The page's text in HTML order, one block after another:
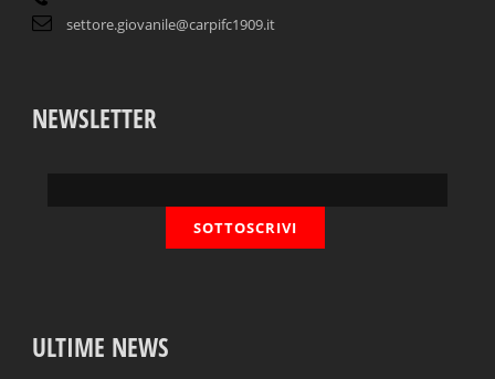
settore.giovanile@carpifc1909.it
NEWSLETTER
ULTIME NEWS